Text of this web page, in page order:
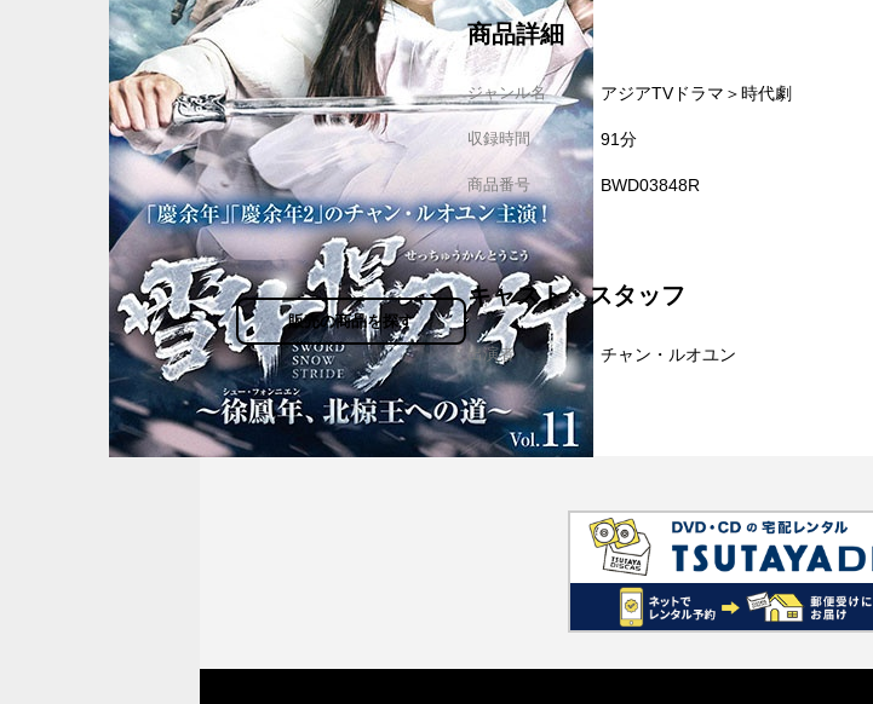
販売の商品を探す
商品詳細
ジャンル名 アジアTVドラマ＞時代劇
収録時間 91分
商品番号 BWD03848R
キャスト・スタッフ
出演者 チャン・ルオユン